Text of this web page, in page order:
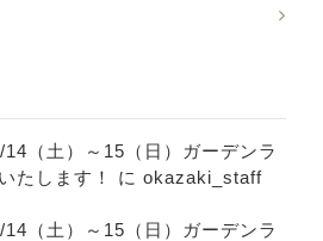
14（土）～15（日）ガーデンラ
たします！
に okazaki_staff
14（土）～15（日）ガーデンラ